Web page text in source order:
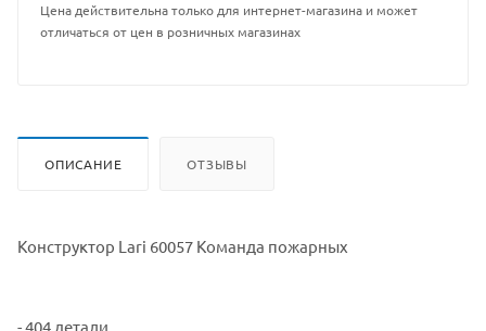
Цена действительна только для интернет-магазина и может
отличаться от цен в розничных магазинах
ОПИСАНИЕ ОТЗЫВЫ
Конструктор Lari 60057 Команда пожарных
- 404 детали